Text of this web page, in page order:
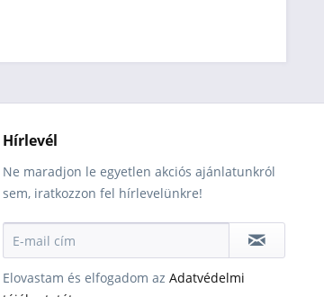
Hírlevél
Ne maradjon le egyetlen akciós ajánlatunkról
sem, iratkozzon fel hírlevelünkre!
Elovastam és elfogadom az Adatvédelmi